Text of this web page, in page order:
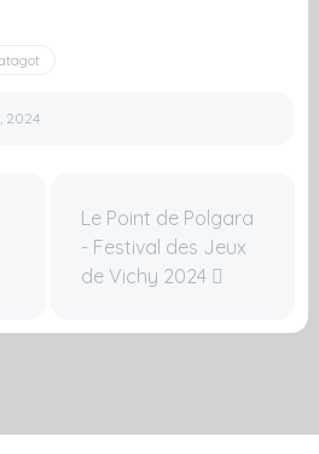
2024
Le Point de Polgara
- Festival des Jeux
de Vichy 2024